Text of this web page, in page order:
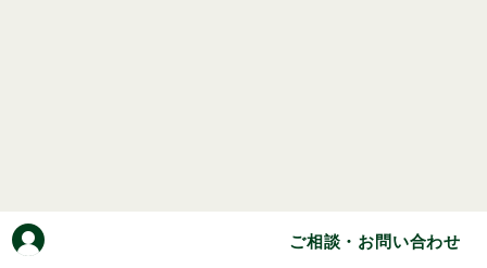
ご相談・お問い合わせ